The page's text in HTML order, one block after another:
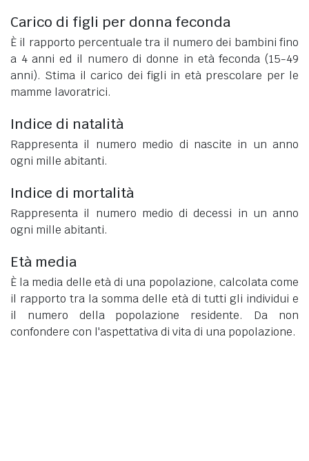
Carico di figli per donna feconda
È il rapporto percentuale tra il numero dei bambini fino
a 4 anni ed il numero di donne in età feconda (15-49
anni). Stima il carico dei figli in età prescolare per le
mamme lavoratrici.
Indice di natalità
Rappresenta il numero medio di nascite in un anno
ogni mille abitanti.
Indice di mortalità
Rappresenta il numero medio di decessi in un anno
ogni mille abitanti.
Età media
È la media delle età di una popolazione, calcolata come
il rapporto tra la somma delle età di tutti gli individui e
il numero della popolazione residente. Da non
confondere con l'aspettativa di vita di una popolazione.